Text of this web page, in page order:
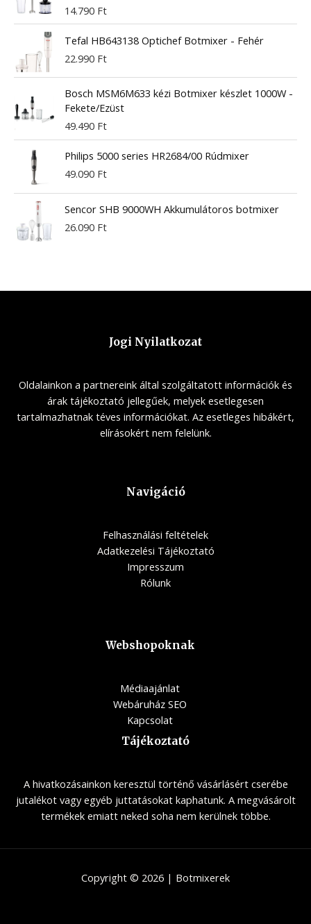
14.790 Ft
Tefal HB643138 Optichef Botmixer - Fehér
22.990 Ft
Bosch MSM6M633 kézi Botmixer készlet 1000W -
Fekete/Ezüst
49.490 Ft
Philips 5000 series HR2684/00 Rúdmixer
49.090 Ft
Sencor SHB 9000WH Akkumulátoros botmixer
26.090 Ft
Jogi Nyilatkozat
Oldalainkon a partnereink által szolgáltatott információk és
árak tájékoztató jellegűek, melyek esetlegesen
tartalmazhatnak téves információkat. Az esetleges hibákért,
elírásokért nem felelünk.
Navigáció
Felhasználási feltételek
Adatkezelési Tájékoztató
Impresszum
Rólunk
Webshopoknak
Médiaajánlat
Webáruház SEO
Kapcsolat
Tájékoztató
A hivatkozásainkon keresztül történő vásárlásért cserébe
jutalékot vagy egyéb juttatásokat kaphatunk. A megvásárolt
termékek emiatt neked soha nem kerülnek többe.
Copyright © 2026 | Botmixerek